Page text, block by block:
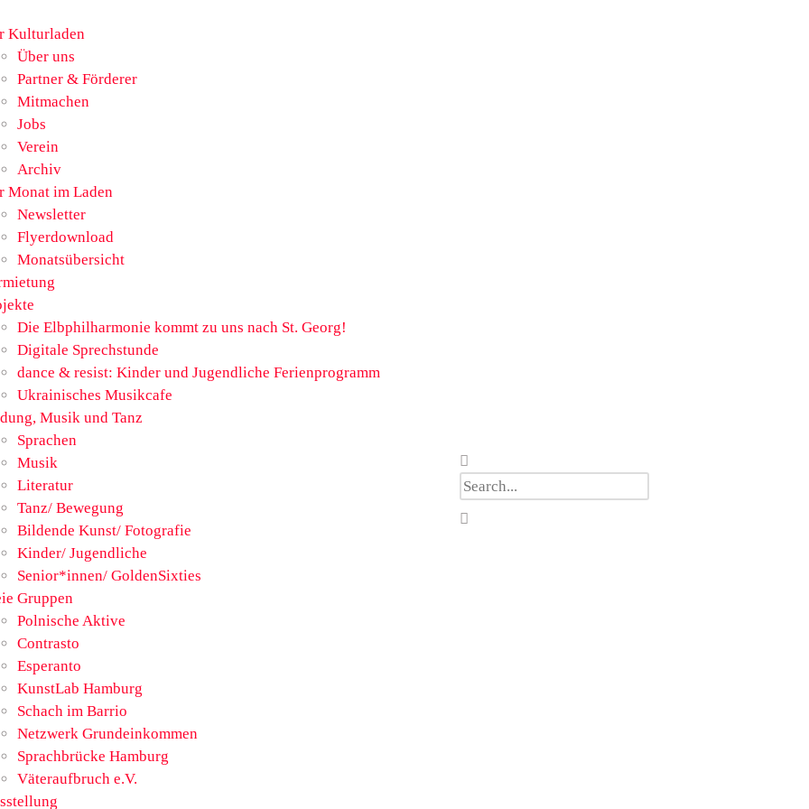
Kulturladen
Über uns
Partner & Förderer
Mitmachen
Jobs
Verein
Archiv
Monat im Laden
Newsletter
Flyerdownload
Monatsübersicht
Die Elbphilharmonie kommt zu uns nach St. Georg!
Digitale Sprechstunde
dance & resist: Kinder und Jugendliche Ferienprogramm
Ukrainisches Musikcafe
Musik und Tanz
Sprachen
Musik
Literatur
Tanz/ Bewegung
Bildende Kunst/ Fotografie
Kinder/ Jugendliche
Senior*innen/ GoldenSixties
Gruppen
Polnische Aktive
Contrasto
Esperanto
KunstLab Hamburg
Schach im Barrio
Netzwerk Grundeinkommen
Sprachbrücke Hamburg
Väteraufbruch e.V.